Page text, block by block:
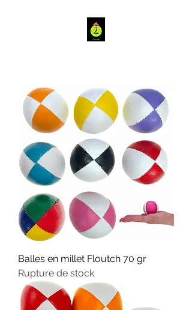
Balles en millet Floutch 70 gr
Rupture de stock